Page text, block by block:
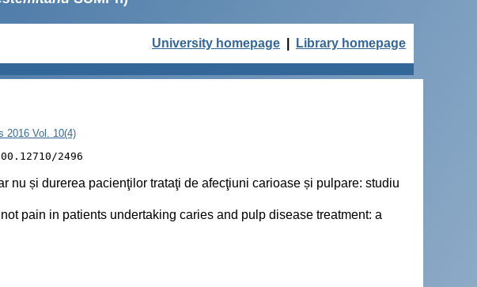
University homepage Library homepage
2016 Vol. 10(4)
2496
nu și durerea pacienţilor trataţi de afecţiuni carioase și pulpare: studiu
pain in patients undertaking caries and pulp disease treatment: a